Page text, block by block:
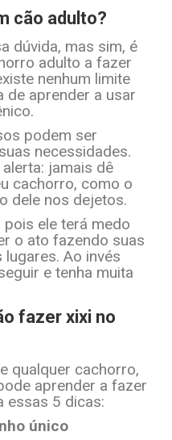
cão adulto?
dúvida, mas sim, é
adulto a fazer
nenhum limite
de aprender a usar
podem ser
necessidades.
jamais dê
cachorro, como o
dele nos dejetos.
ele terá medo
o ato fazendo suas
Ao invés
e tenha muita
fazer xixi no
qualquer cachorro,
aprender a fazer
essas 5 dicas:
único